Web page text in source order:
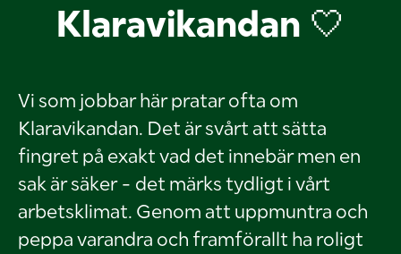
Klaravikandan 🤍
Vi som jobbar här pratar ofta om
Klaravikandan. Det är svårt att sätta
fingret på exakt vad det innebär men en
sak är säker - det märks tydligt i vårt
arbetsklimat. Genom att uppmuntra och
peppa varandra och framförallt ha roligt